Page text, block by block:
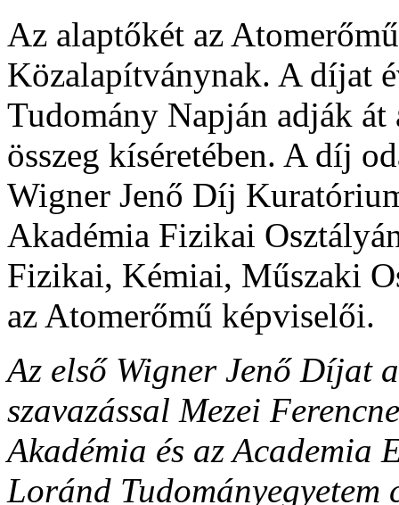
Az alaptőkét az
Közalapítványnak. A díjat
Tudomány Napján adják át
összeg kíséretében. A díj
Wigner Jenő Díj
Akadémia Fizikai
Fizikai, Kémiai, Műszaki
az Atomerőmű képviselői.
Az első Wigner Jenő Díjat
szavazással Mezei
Akadémia és az Academia
Loránd Tudományegyetem